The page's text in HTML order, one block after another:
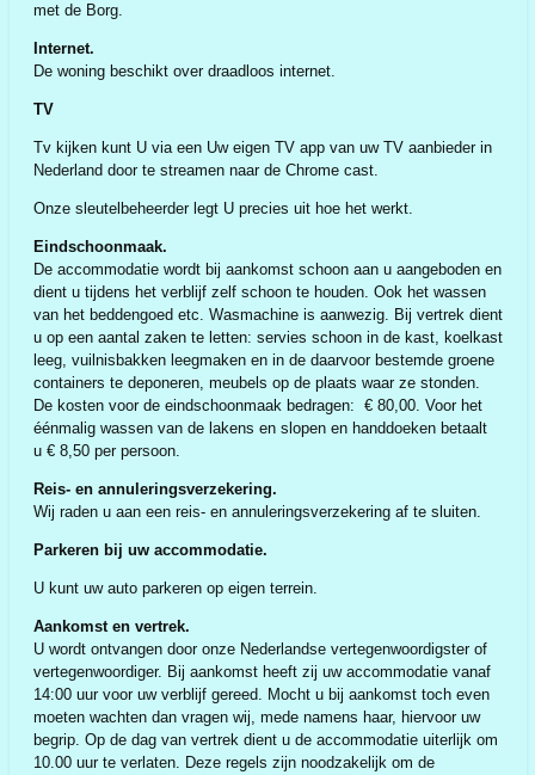
met de Borg.
Internet.
De woning beschikt over draadloos internet.
TV
Tv kijken kunt U via een Uw eigen TV app van uw TV aanbieder in
Nederland door te streamen naar de Chrome cast.
Onze sleutelbeheerder legt U precies uit hoe het werkt.
Eindschoonmaak.
De accommodatie wordt bij aankomst schoon aan u aangeboden en
dient u tijdens het verblijf zelf schoon te houden. Ook het wassen
van het beddengoed etc. Wasmachine is aanwezig. Bij vertrek dient
u op een aantal zaken te letten: servies schoon in de kast, koelkast
leeg, vuilnisbakken leegmaken en in de daarvoor bestemde groene
containers te deponeren, meubels op de plaats waar ze stonden.
De kosten voor de eindschoonmaak bedragen: € 80,00. Voor het
éénmalig wassen van de lakens en slopen en handdoeken betaalt
u € 8,50 per persoon.
Reis- en annuleringsverzekering.
Wij raden u aan een reis- en annuleringsverzekering af te sluiten.
Parkeren bij uw accommodatie.
U kunt uw auto parkeren op eigen terrein.
Aankomst en vertrek.
U wordt ontvangen door onze Nederlandse vertegenwoordigster of
vertegenwoordiger. Bij aankomst heeft zij uw accommodatie vanaf
14:00 uur voor uw verblijf gereed. Mocht u bij aankomst toch even
moeten wachten dan vragen wij, mede namens haar, hiervoor uw
begrip. Op de dag van vertrek dient u de accommodatie uiterlijk om
10.00 uur te verlaten. Deze regels zijn noodzakelijk om de